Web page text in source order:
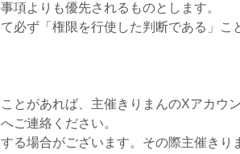
項よりも優先されるものとします。
必ず「権限を行使した判断である」
とがあれば、主催きりまんのXアカ
ご連絡ください。
る場合がございます。その際主催き